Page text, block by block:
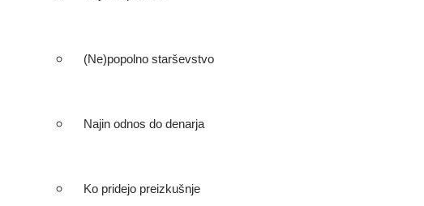
(Ne)popolno starševstvo
Najin odnos do denarja
Ko pridejo preizkušnje